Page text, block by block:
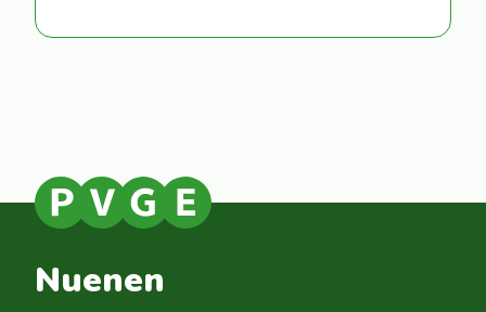
e
e
r
Nuenen